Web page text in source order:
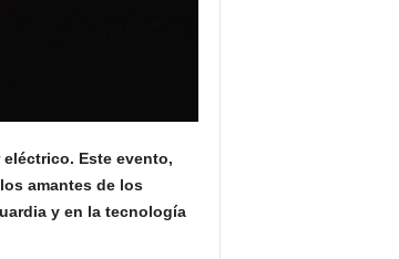
Este evento,
amantes de los
y en la tecnología